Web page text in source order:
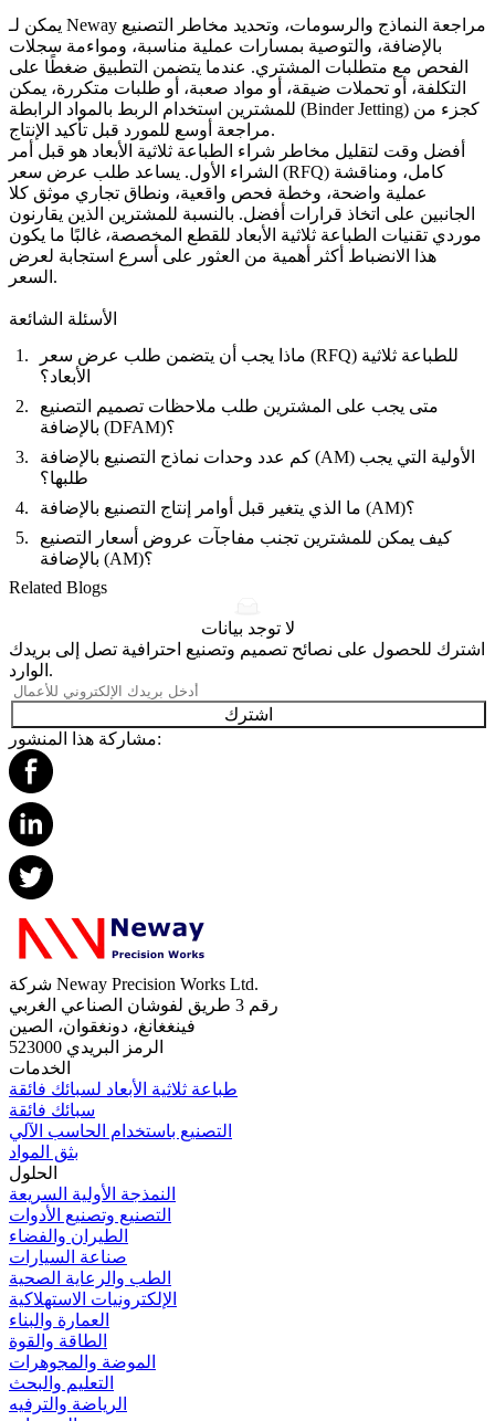
يمكن لـ Neway مراجعة النماذج والرسومات، وتحديد مخاطر التصنيع
بالإضافة، والتوصية بمسارات عملية مناسبة، ومواءمة سجلات
الفحص مع متطلبات المشتري. عندما يتضمن التطبيق ضغطًا على
التكلفة، أو تحملات ضيقة، أو مواد صعبة، أو طلبات متكررة، يمكن
للمشترين استخدام الربط بالمواد الرابطة (Binder Jetting)
مراجعة أوسع للمورد قبل تأكيد الإنتاج.
أفضل وقت لتقليل مخاطر شراء الطباعة ثلاثية الأبعاد هو قبل أمر
الشراء الأول. يساعد طلب عرض سعر (RFQ) كامل، ومناقشة
عملية واضحة، وخطة فحص واقعية، ونطاق تجاري موثق كلا
الجانبين على اتخاذ قرارات أفضل. بالنسبة للمشترين الذين يقارنون
موردي تقنيات الطباعة ثلاثية الأبعاد للقطع المخصصة، غالبًا ما يكون
هذا الانضباط أكثر أهمية من العثور على أسرع استجابة لعرض
السعر.
الأسئلة الشائعة
ماذا يجب أن يتضمن طلب عرض سعر (RFQ) للطباعة ثلاثية
الأبعاد؟
متى يجب على المشترين طلب ملاحظات تصميم التصنيع
بالإضافة (DFAM)؟
كم عدد وحدات نماذج التصنيع بالإضافة (AM) الأولية التي يجب
طلبها؟
ما الذي يتغير قبل أوامر إنتاج التصنيع بالإضافة (AM)؟
كيف يمكن للمشترين تجنب مفاجآت عروض أسعار التصنيع
بالإضافة (AM)؟
Related Blogs
لا توجد بيانات
اشترك للحصول على نصائح تصميم وتصنيع احترافية تصل إلى بريدك
الوارد.
اشترك
مشاركة هذا المنشور:
شركة Neway Precision Works Ltd.
رقم 3 طريق لفوشان الصناعي الغربي
فينغغانغ، دونغقوان، الصين
الرمز البريدي 523000
الخدمات
طباعة ثلاثية الأبعاد لسبائك فائقة
سبائك فائقة
التصنيع باستخدام الحاسب الآلي
بثق المواد
الحلول
النمذجة الأولية السريعة
التصنيع وتصنيع الأدوات
الطيران والفضاء
صناعة السيارات
الطب والرعاية الصحية
الإلكترونيات الاستهلاكية
العمارة والبناء
الطاقة والقوة
الموضة والمجوهرات
التعليم والبحث
الرياضة والترفيه